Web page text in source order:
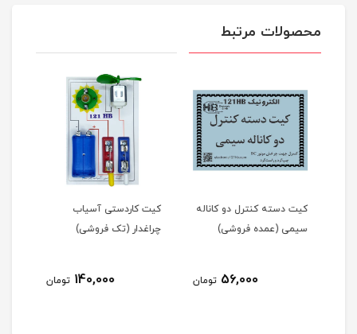
محصولات مرتبط
کیت دسته کنترل دو کاناله
سیمی (عمده فروشی)
56,000 تومان
کیت کاردستی آسیاب
چراغدار (تک فروشی)
140,000 تومان